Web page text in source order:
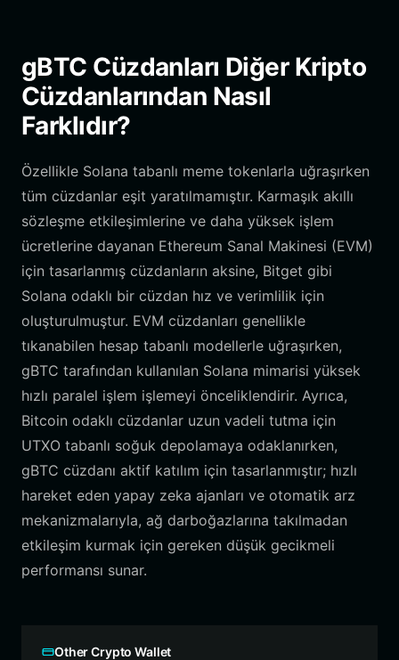
gBTC Cüzdanları Diğer Kripto
Cüzdanlarından Nasıl
Farklıdır?
Özellikle Solana tabanlı meme tokenlarla uğraşırken
tüm cüzdanlar eşit yaratılmamıştır. Karmaşık akıllı
sözleşme etkileşimlerine ve daha yüksek işlem
ücretlerine dayanan Ethereum Sanal Makinesi (EVM)
için tasarlanmış cüzdanların aksine, Bitget gibi
Solana odaklı bir cüzdan hız ve verimlilik için
oluşturulmuştur. EVM cüzdanları genellikle
tıkanabilen hesap tabanlı modellerle uğraşırken,
gBTC tarafından kullanılan Solana mimarisi yüksek
hızlı paralel işlem işlemeyi önceliklendirir. Ayrıca,
Bitcoin odaklı cüzdanlar uzun vadeli tutma için
UTXO tabanlı soğuk depolamaya odaklanırken,
gBTC cüzdanı aktif katılım için tasarlanmıştır; hızlı
hareket eden yapay zeka ajanları ve otomatik arz
mekanizmalarıyla, ağ darboğazlarına takılmadan
etkileşim kurmak için gereken düşük gecikmeli
performansı sunar.
Other Crypto Wallet